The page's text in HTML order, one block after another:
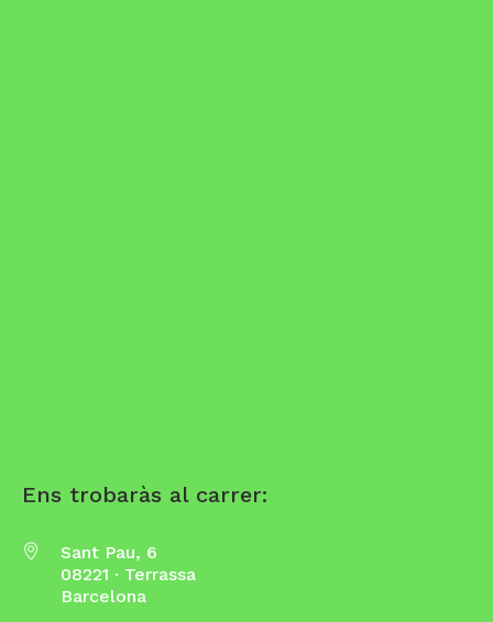
Ens trobaràs al carrer:
Sant Pau, 6
08221 · Terrassa
Barcelona